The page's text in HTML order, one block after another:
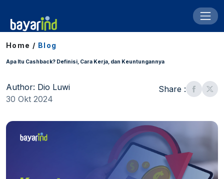
Home / Blog
Apa Itu Cashback? Definisi, Cara Kerja, dan Keuntungannya
Author: Dio Luwi
30 Okt 2024
Share :